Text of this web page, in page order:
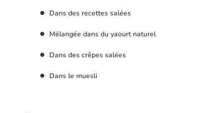
Dans des recettes salées
Mélangée dans du yaourt naturel
Dans des crêpes salées
Dans le muesli